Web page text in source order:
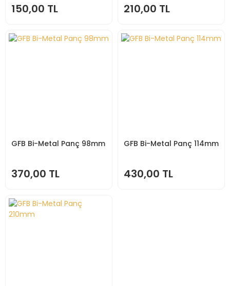
150,00 TL 210,00 TL
GFB Bi-Metal Panç 98mm
370,00 TL
GFB Bi-Metal Panç 114mm
430,00 TL